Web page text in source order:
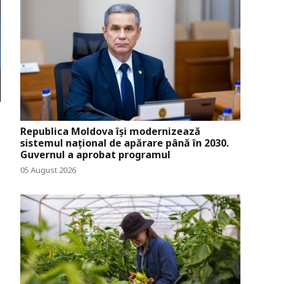
Republica Moldova își modernizează
sistemul național de apărare până în 2030.
Guvernul a aprobat programul
05 August 2026